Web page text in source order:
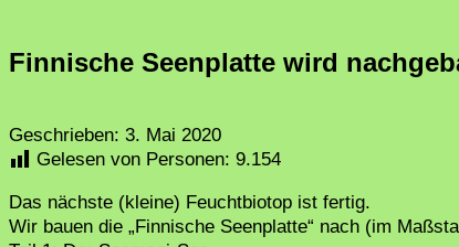
Finnische Seenplatte wird
Geschrieben: 3. Mai 2020
Gelesen von Personen: 9.154
Das nächste (kleine) Feuchtbiotop ist fertig.
Wir bauen die „Finnische Seenplatte“ nach (im